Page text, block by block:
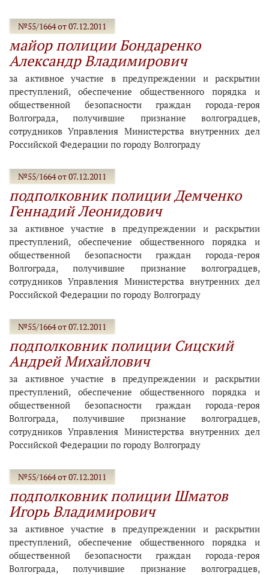
№55/1664 от 07.12.2011
майор полиции Бондаренко
Александр Владимирович
за активное участие в предупреждении и раскрытии
преступлений, обеспечение общественного порядка и
общественной безопасности граждан города-героя
Волгограда, получившие признание волгоградцев,
сотрудников Управления Министерства внутренних дел
Российской Федерации по городу Волгограду
№55/1664 от 07.12.2011
подполковник полиции Демченко
Геннадий Леонидович
за активное участие в предупреждении и раскрытии
преступлений, обеспечение общественного порядка и
общественной безопасности граждан города-героя
Волгограда, получившие признание волгоградцев,
сотрудников Управления Министерства внутренних дел
Российской Федерации по городу Волгограду
№55/1664 от 07.12.2011
подполковник полиции Сицский
Андрей Михайлович
за активное участие в предупреждении и раскрытии
преступлений, обеспечение общественного порядка и
общественной безопасности граждан города-героя
Волгограда, получившие признание волгоградцев,
сотрудников Управления Министерства внутренних дел
Российской Федерации по городу Волгограду
№55/1664 от 07.12.2011
подполковник полиции Шматов
Игорь Владимирович
за активное участие в предупреждении и раскрытии
преступлений, обеспечение общественного порядка и
общественной безопасности граждан города-героя
Волгограда, получившие признание волгоградцев,